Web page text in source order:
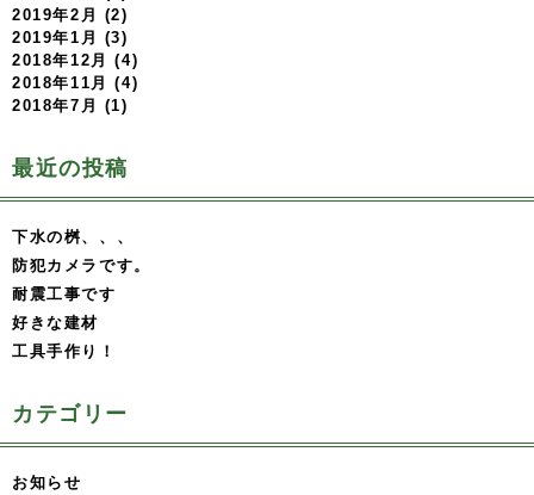
2019年2月 (2)
2019年1月 (3)
2018年12月 (4)
2018年11月 (4)
2018年7月 (1)
最近の投稿
下水の桝、、、
防犯カメラです。
耐震工事です
好きな建材
工具手作り！
カテゴリー
お知らせ